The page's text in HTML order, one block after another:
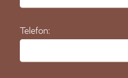
Telefon: